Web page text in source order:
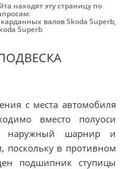
находят эту страницу по
валов Skoda Superb,
Superb
с места автомобиля
вместо полуоси
наружный шарнир и
поскольку в противном
подшипник ступицы